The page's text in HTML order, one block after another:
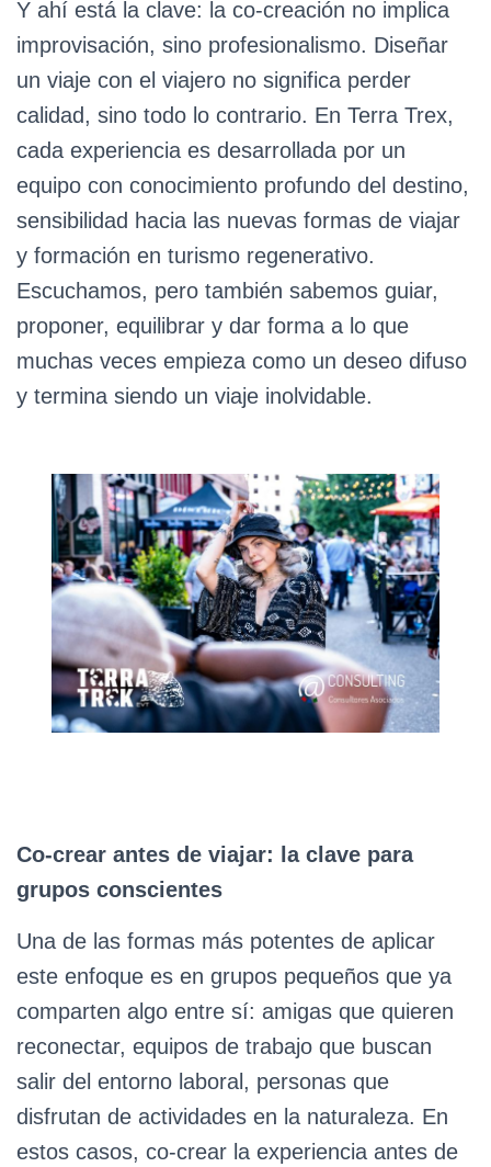
Y ahí está la clave: la co-creación no implica
improvisación, sino profesionalismo. Diseñar
un viaje con el viajero no significa perder
calidad, sino todo lo contrario. En Terra Trex,
cada experiencia es desarrollada por un
equipo con conocimiento profundo del destino,
sensibilidad hacia las nuevas formas de viajar
y formación en turismo regenerativo.
Escuchamos, pero también sabemos guiar,
proponer, equilibrar y dar forma a lo que
muchas veces empieza como un deseo difuso
y termina siendo un viaje inolvidable.
Co-crear antes de viajar: la clave para
grupos conscientes
Una de las formas más potentes de aplicar
este enfoque es en grupos pequeños que ya
comparten algo entre sí: amigas que quieren
reconectar, equipos de trabajo que buscan
salir del entorno laboral, personas que
disfrutan de actividades en la naturaleza. En
estos casos, co-crear la experiencia antes de